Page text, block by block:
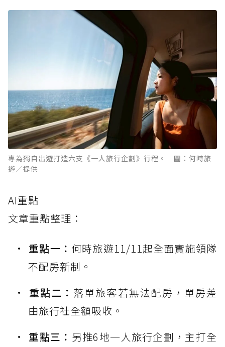
專為獨自出遊打造六支《一人旅行企劃》行程。 圖：何時旅
遊／提供
AI重點
文章重點整理：
重點一： 何時旅遊11/11起全面實施領隊
不配房新制。
重點二： 落單旅客若無法配房，單房差
由旅行社全額吸收。
重點三： 另推6地一人旅行企劃，主打全